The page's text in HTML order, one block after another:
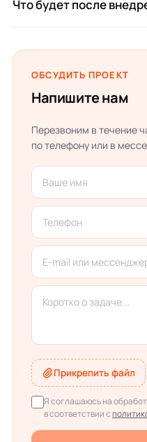
а также интеграции с
Что будет после
автоматизации,
по любым вопросам.
ОБСУДИТЬ ПРОЕКТ
Напишите нам
Перезвоним в течение
по телефону или в
Прикрепить файл
Я соглашаюсь на
в соответствии с